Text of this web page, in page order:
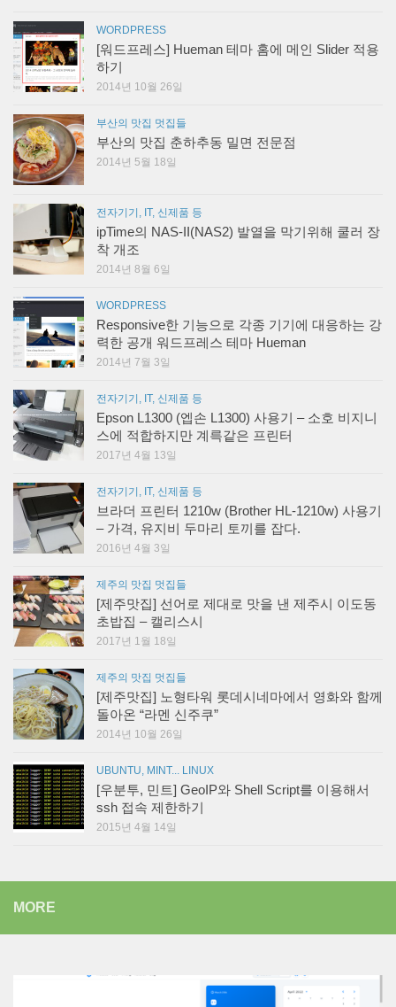
WORDPRESS
[워드프레스] Hueman 테마 홈에 메인 Slider 적용
하기
2014년 10월 26일
부산의 맛집 멋집들
부산의 맛집 춘하추동 밀면 전문점
2014년 5월 18일
전자기기, IT, 신제품 등
ipTime의 NAS-II(NAS2) 발열을 막기위해 쿨러 장
착 개조
2014년 8월 6일
WORDPRESS
Responsive한 기능으로 각종 기기에 대응하는 강
력한 공개 워드프레스 테마 Hueman
2014년 7월 3일
전자기기, IT, 신제품 등
Epson L1300 (엡손 L1300) 사용기 – 소호 비지니
스에 적합하지만 계륵같은 프린터
2017년 4월 13일
전자기기, IT, 신제품 등
브라더 프린터 1210w (Brother HL-1210w) 사용기
– 가격, 유지비 두마리 토끼를 잡다.
2016년 4월 3일
제주의 맛집 멋집들
[제주맛집] 선어로 제대로 맛을 낸 제주시 이도동
초밥집 – 캘리스시
2017년 1월 18일
제주의 맛집 멋집들
[제주맛집] 노형타워 롯데시네마에서 영화와 함께
돌아온 “라멘 신주쿠”
2014년 10월 26일
UBUNTU, MINT... LINUX
[우분투, 민트] GeoIP와 Shell Script를 이용해서
ssh 접속 제한하기
2015년 4월 14일
MORE